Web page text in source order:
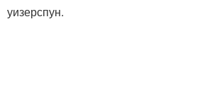
уизерспун.